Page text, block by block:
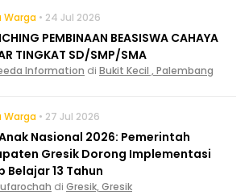
Warga • 24 Jul 2026
PEMBINAAN BEASISWA CAHAYA
TINGKAT SD/SMP/SMA
Information di Bukit Kecil , Palembang
Warga • 27 Jul 2026
Nasional 2026: Pemerintah
Gresik Dorong Implementasi
Belajar 13 Tahun
di Gresik, Gresik